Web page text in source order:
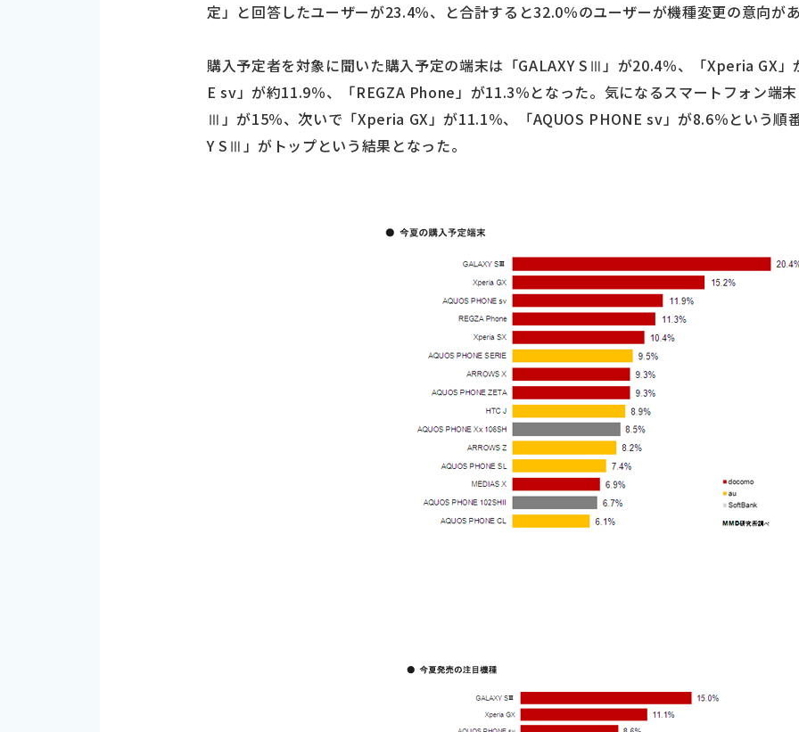
定」と回答したユーザーが23.4％、と合計すると32.0％のユーザーが機種変更の意向が
購入予定者を対象に聞いた購入予定の端末は「GALAXY SⅢ」が20.4％、「Xperia GX
E sv」が約11.9％、「REGZA Phone」が11.3％となった。気になるスマートフォン端
Ⅲ」が15％、次いで「Xperia GX」が11.1％、「AQUOS PHONE sv」が8.6％という順
Y SⅢ」がトップという結果となった。